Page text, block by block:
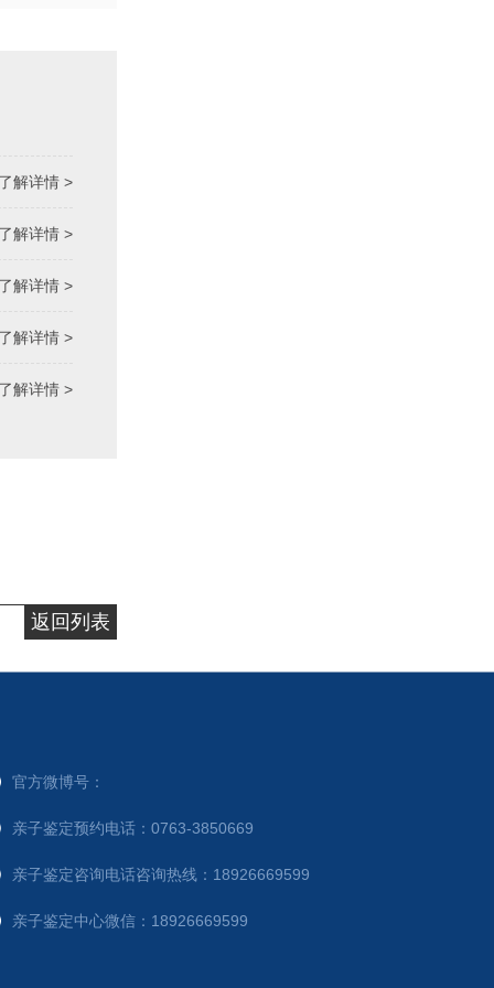
了解详情 >
了解详情 >
了解详情 >
了解详情 >
了解详情 >
返回列表
官方微博号：
亲子鉴定预约电话：0763-3850669
亲子鉴定咨询电话咨询热线：18926669599
亲子鉴定中心微信：18926669599